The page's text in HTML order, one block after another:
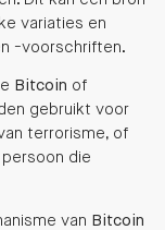
variaties en
-voorschriften.
Bitcoin of
gebruikt voor
terrorisme, of
die
van Bitcoin